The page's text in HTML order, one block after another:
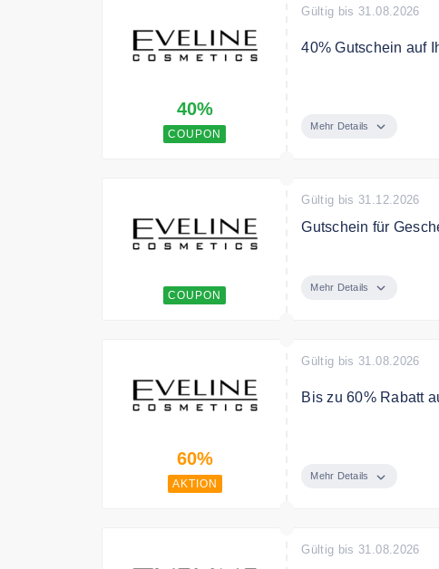
40%
COUPON
Gültig bis 31.08.2026
40% Gutschein auf
Mehr Details
COUPON
Gültig bis 31.12.2026
Gutschein für
Mehr Details
60%
AKTION
Gültig bis 31.08.2026
Bis zu 60% Rabatt
Mehr Details
Gültig bis 31.08.2026